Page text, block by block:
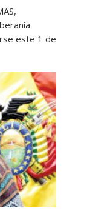
este 1 de